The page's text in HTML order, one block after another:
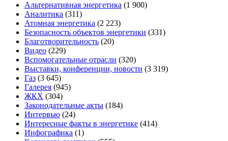
Альтернативная энергетика (1 900)
Аналитика (311)
Атомная энергетика (2 223)
Безопасность объектов энергетики (331)
Благотворительность (20)
Видео (229)
Вспомогательные отрасли (320)
Выставки, конференции, новости (3 319)
Газ (3 645)
Галерея (945)
ЖКХ (304)
Законодательные акты (184)
Интервью (24)
Интересные факты в энергетике (414)
Инфографика (1)